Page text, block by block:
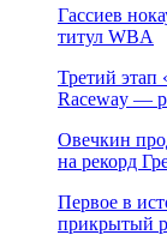
Гассиев
титул WBA
Третий
Raceway —
Овечкин
на рекорд
Первое в
прикрытый